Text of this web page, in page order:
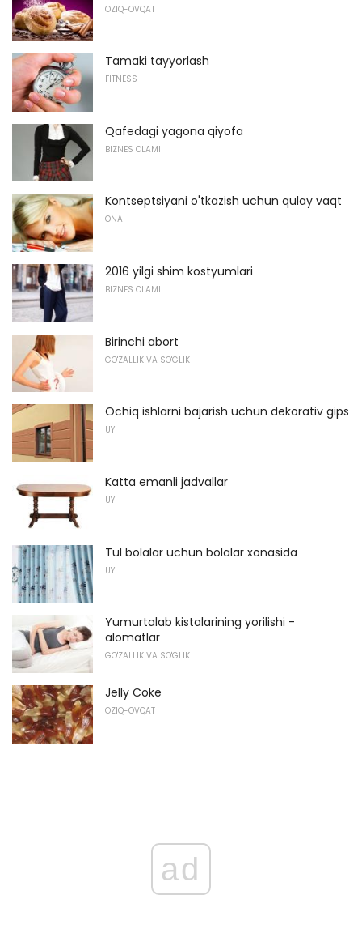
OZIQ-OVQAT
Tamaki tayyorlash
FITNESS
Qafedagi yagona qiyofa
BIZNES OLAMI
Kontseptsiyani o'tkazish uchun qulay vaqt
ONA
2016 yilgi shim kostyumlari
BIZNES OLAMI
Birinchi abort
GO'ZALLIK VA SO'GLIK
Ochiq ishlarni bajarish uchun dekorativ gips
UY
Katta emanli jadvallar
UY
Tul bolalar uchun bolalar xonasida
UY
Yumurtalab kistalarining yorilishi -
alomatlar
GO'ZALLIK VA SO'GLIK
Jelly Coke
OZIQ-OVQAT
ad